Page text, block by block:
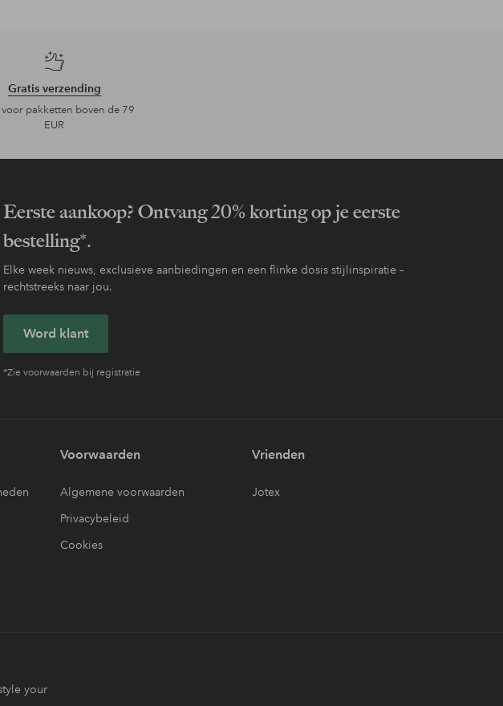
Gratis verzending
pakketten boven de 79
EUR
Eerste aankoop? Ontvang 20% korting op je eerste
bestelling*.
Elke week nieuws, exclusieve aanbiedingen en een flinke dosis stijlinspiratie –
rechtstreeks naar jou.
Word klant
*Zie voorwaarden bij registratie
Voorwaarden
Algemene voorwaarden
Privacybeleid
Cookies
Vrienden
Jotex
your